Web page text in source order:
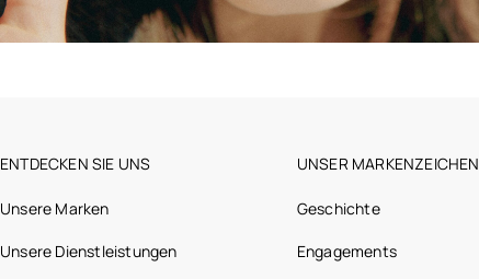
ENTDECKEN SIE UNS
Unsere Marken
Unsere Dienstleistungen
UNSER MARKENZEICHEN
Geschichte
Engagements